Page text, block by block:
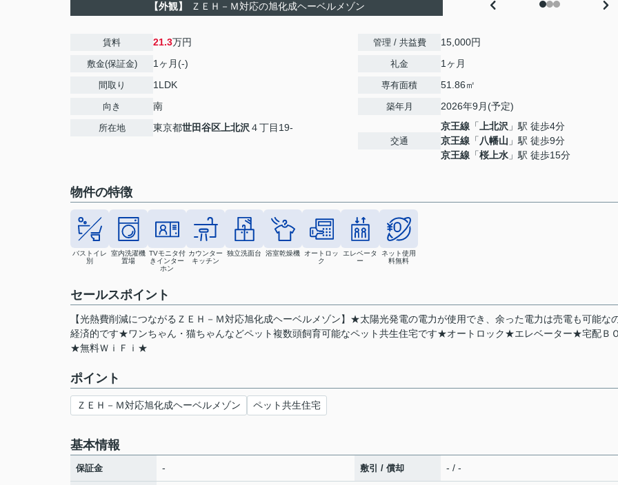
【外観】 ＺＥＨ－Ｍ対応の旭化成ヘーベルメゾン
賃料 21.3万円
敷金(保証金) 1ヶ月(-)
間取り 1LDK
向き 南
所在地 東京都世田谷区 上北沢 ４丁目19-
管理 / 共益費 15,000円
礼金 1ヶ月
専有面積 51.86㎡
築年月 2026年9月(予定)
交通
京王線 「 上北沢 」駅 徒歩4分
京王線 「 八幡山 」駅 徒歩9分
京王線 「桜上水 」駅 徒歩15分
物件の特徴
バストイレ
別
室内洗濯機
置場
TVモニタ付
きインター
ホン
カウンター
キッチン
独立洗面台 浴室乾燥機
オートロッ
ク
エレベータ
ー
ネット使用
料無料
セールスポイント
【光熱費削減につながるＺＥＨ－Ｍ対応旭化成ヘーベルメゾン】★太陽光発電の電力が使用でき、余った電力は売電も可能な
経済的です★ワンちゃん・猫ちゃんなどペット複数頭飼育可能なペット共生住宅です★オートロック★エレベーター★宅配Ｂ
★無料ＷｉＦｉ★
ポイント
ＺＥＨ－Ｍ対応旭化成ヘーベルメゾン ペット共生住宅
基本情報
保証金 - 敷引 / 償却 - / -